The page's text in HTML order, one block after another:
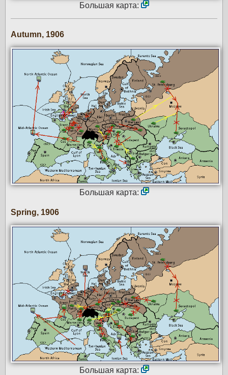
Большая карта:
Autumn, 1906
Большая карта:
Spring, 1906
Большая карта: